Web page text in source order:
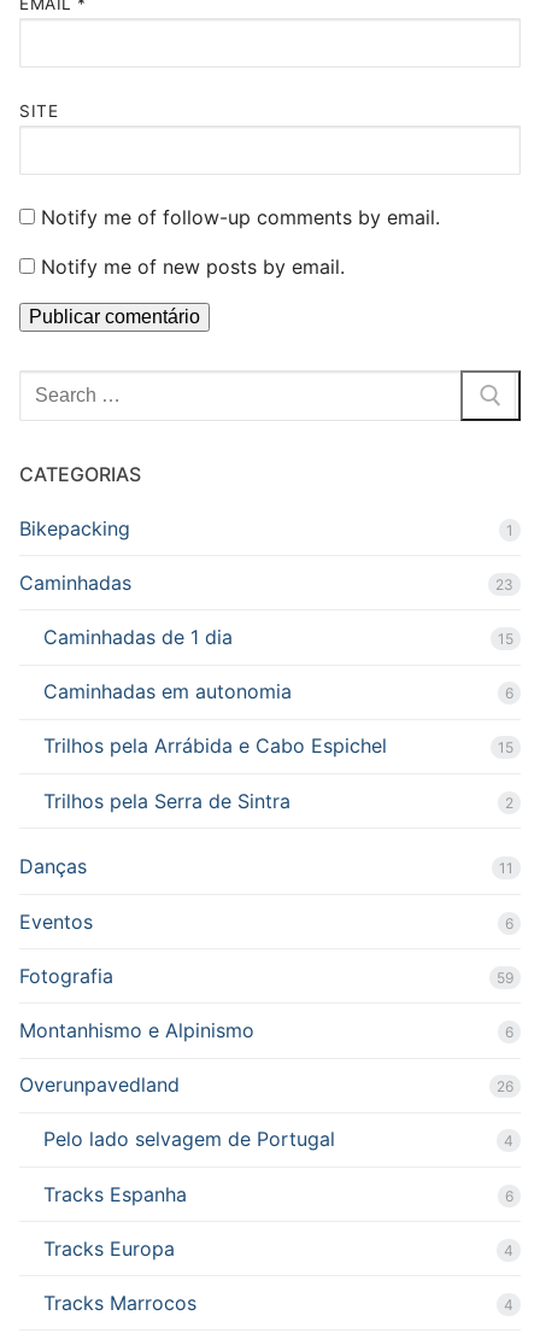
SITE
Notify me of follow-up comments by email.
Notify me of new posts by email.
Pesquisar
por:
CATEGORIAS
Bikepacking 1
Caminhadas 23
Caminhadas de 1 dia 15
Caminhadas em autonomia 6
Trilhos pela Arrábida e Cabo Espichel 15
Trilhos pela Serra de Sintra 2
Danças 11
Eventos 6
Fotografia 59
Montanhismo e Alpinismo 6
Overunpavedland 26
Pelo lado selvagem de Portugal 4
Tracks Espanha 6
Tracks Europa 4
Tracks Marrocos 4